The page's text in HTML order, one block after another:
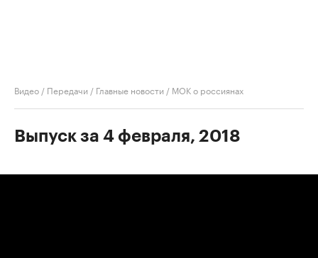
Видео / Передачи / Главные новости / МОК о россиянах
Выпуск за 4 февраля, 2018